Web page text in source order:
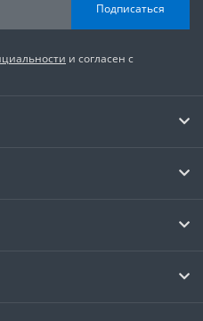
Подписаться
и согласен с